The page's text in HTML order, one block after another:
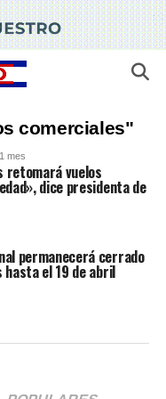
comerciales"
mes
retomará vuelos
dice presidenta de
permanecerá cerrado
hasta el 19 de abril